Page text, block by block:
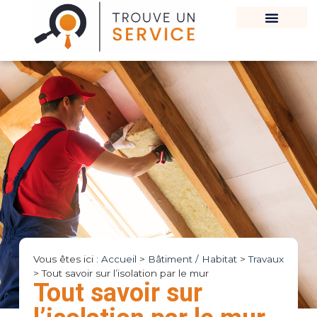
Vous êtes ici : Accueil > Bâtiment / Habitat>Travaux
>Tout savoir sur l’isolation par le mur
Tout savoir sur